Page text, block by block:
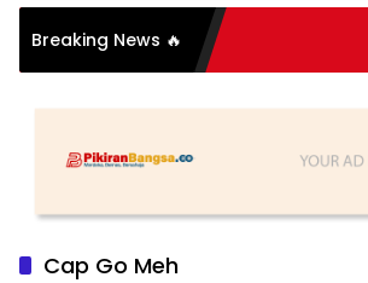
Breaking News 🔥
Part 2
Cap Go Meh